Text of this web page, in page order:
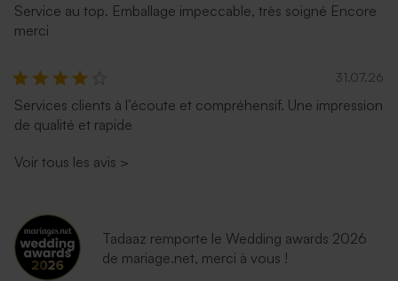
Service au top. Emballage impeccable, très soigné Encore
merci
31.07.26
Services clients à l’écoute et compréhensif. Une impression
de qualité et rapide
Voir tous les avis >
Tadaaz remporte le Wedding awards 2026
de mariage.net, merci à vous !